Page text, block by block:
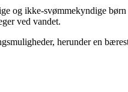
og ikke-svømmekyndige
ved vandet.
herunder en